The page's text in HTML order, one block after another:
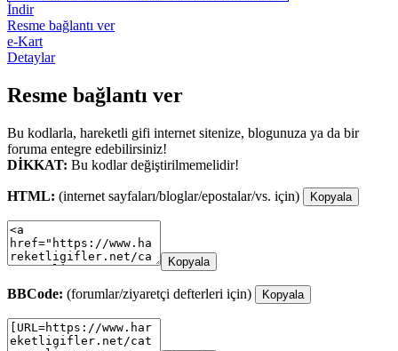
İndir
Resme bağlantı ver
e-Kart
Detaylar
Resme bağlantı ver
Bu kodlarla, hareketli gifi internet sitenize, blogunuza ya da bir
foruma entegre edebilirsiniz!
DİKKAT: Bu kodlar değiştirilmemelidir!
HTML: (internet sayfaları/bloglar/epostalar/vs. için) Kopyala
Kopyala
BBCode: (forumlar/ziyaretçi defterleri için) Kopyala